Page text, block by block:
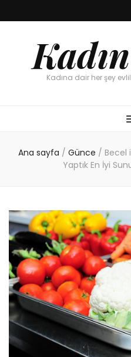
Kadına dair her şey
Ana sayfa / Günce / Becel
Yaptık En İyi